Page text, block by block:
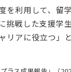
を利用して、留
挑戦した支援学
リアに役立つ」